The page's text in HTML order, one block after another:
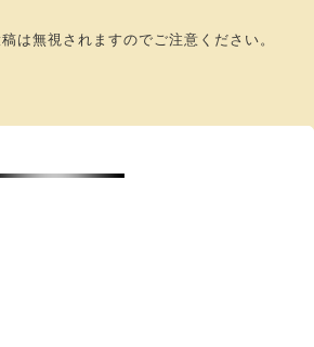
は無視されますのでご注意ください。